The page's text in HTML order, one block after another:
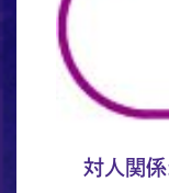
対人関